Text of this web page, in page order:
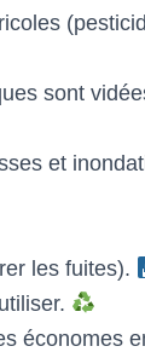
sont
et
les fuites).
économes